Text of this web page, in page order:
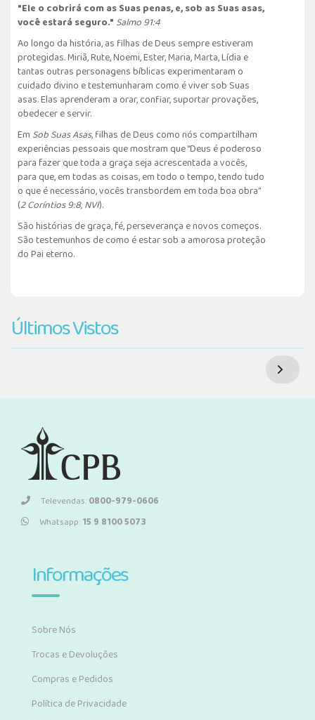
"Ele o cobrirá com as Suas penas, e, sob as Suas asas,
você estará seguro." Salmo 91:4
Ao longo da história, as filhas de Deus sempre estiveram
protegidas. Miriã, Rute, Noemi, Ester, Maria, Marta, Lídia e
tantas outras personagens bíblicas experimentaram o
cuidado divino e testemunharam como é viver sob Suas
asas. Elas aprenderam a orar, confiar, suportar provações,
obedecer e servir.
Em Sob Suas Asas, filhas de Deus como nós compartilham
experiências pessoais que mostram que “Deus é poderoso
para fazer que toda a graça seja acrescentada a vocês,
para que, em todas as coisas, em todo o tempo, tendo tudo
o que é necessário, vocês transbordem em toda boa obra”
(2 Coríntios 9:8, NVI).
São histórias de graça, fé, perseverança e novos começos.
São testemunhos de como é estar sob a amorosa proteção
do Pai eterno.
Últimos Vistos
Televendas:0800-979-0606
Whatsapp:15 9 8100 5073
Informações
Sobre Nós
Trocas e Devoluções
Compras e Pedidos
Política de Privacidade